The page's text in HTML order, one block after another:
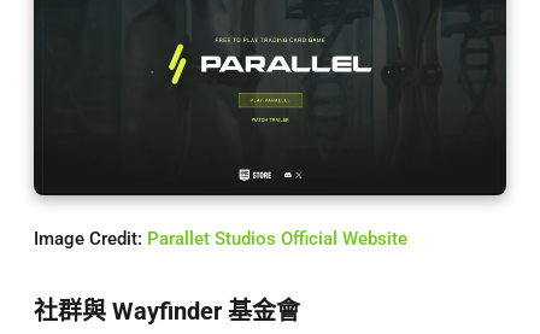
Image Credit: Parallet Studios Official Website
社群與 Wayfinder 基金會